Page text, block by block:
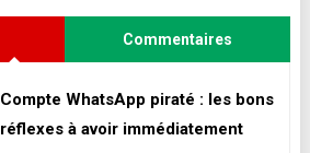
Commentaires
Compte WhatsApp piraté : les bons
réflexes à avoir immédiatement